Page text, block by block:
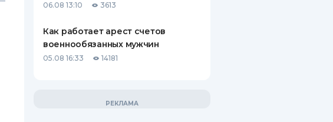
06.08 13:10 3613
Как работает арест счетов
военнообязанных мужчин
05.08 16:33 14181